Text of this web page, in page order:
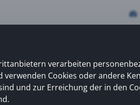
News Kiosk Über uns
verarbeiten
verwenden Cookies oder andere
und zur Erreichung der in den